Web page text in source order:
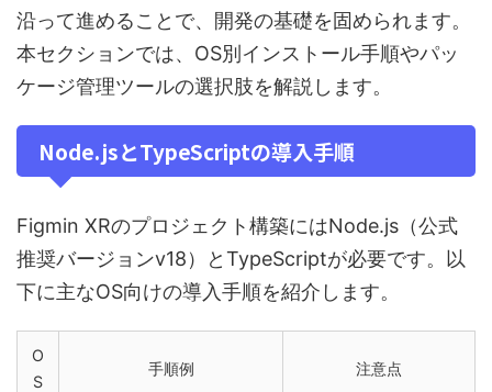
沿って進めることで、開発の基礎を固められます。
本セクションでは、OS別インストール手順やパッ
ケージ管理ツールの選択肢を解説します。
Node.jsとTypeScriptの導入手順
Figmin XRのプロジェクト構築にはNode.js（公式
推奨バージョンv18）とTypeScriptが必要です。以
下に主なOS向けの導入手順を紹介します。
O
S
手順例 注意点